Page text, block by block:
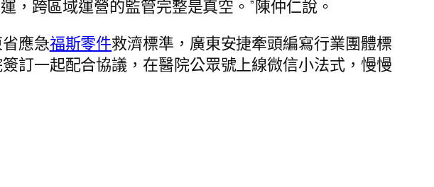
，跨區域運營的監管完整是真空。”陳仲仁說。
應急福斯零件救濟標準，廣東安捷牽頭編寫行業團體標
訂一起配合協議，在醫院公眾號上線微信小法式，慢慢